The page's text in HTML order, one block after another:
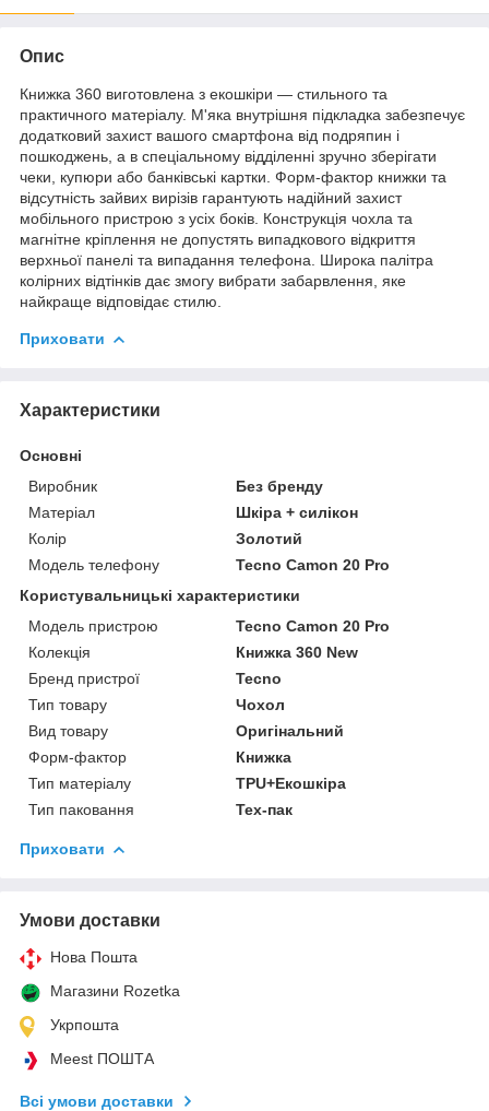
Опис
Книжка 360 виготовлена з екошкіри — стильного та
практичного матеріалу. М'яка внутрішня підкладка забезпечує
додатковий захист вашого смартфона від подряпин і
пошкоджень, а в спеціальному відділенні зручно зберігати
чеки, купюри або банківські картки. Форм-фактор книжки та
відсутність зайвих вирізів гарантують надійний захист
мобільного пристрою з усіх боків. Конструкція чохла та
магнітне кріплення не допустять випадкового відкриття
верхньої панелі та випадання телефона. Широка палітра
колірних відтінків дає змогу вибрати забарвлення, яке
найкраще відповідає стилю.
Приховати
Характеристики
Основні
Виробник
Без бренду
Матеріал
Шкіра + силікон
Колір
Золотий
Модель телефону
Tecno Camon 20 Pro
Користувальницькі характеристики
Модель пристрою
Tecno Camon 20 Pro
Колекція
Книжка 360 New
Бренд пристрої
Tecno
Тип товару
Чохол
Вид товару
Оригінальний
Форм-фактор
Книжка
Тип матеріалу
TPU+Екошкіра
Тип паковання
Тех-пак
Приховати
Умови доставки
Нова Пошта
Магазини Rozetka
Укрпошта
Meest ПОШТА
Всі умови доставки